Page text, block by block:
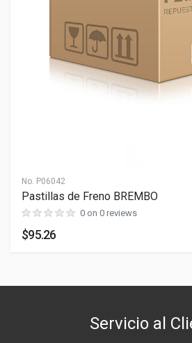
No. P06042
Pastillas de Freno BREMBO
0 on 0 reviews
$95.26
Servicio al